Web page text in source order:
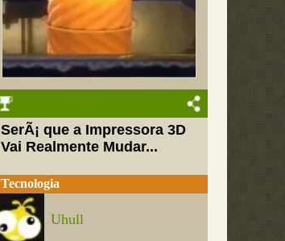
SerÃ¡ que a Impressora 3D
Vai Realmente Mudar...
Tecnologia
Uhull